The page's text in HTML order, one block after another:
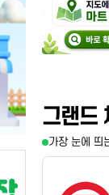
그랜드
가장 눈에 띄